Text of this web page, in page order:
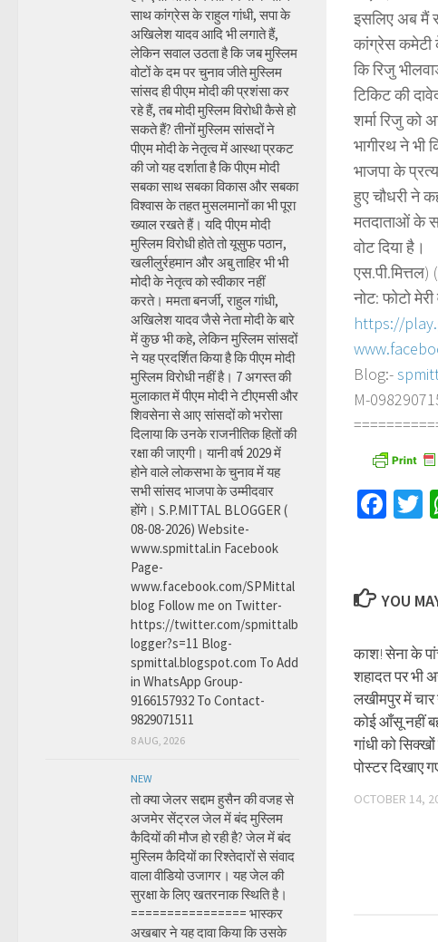
इसलिए अब मैं
कांग्रेस कमेटी
कि रिजु
टिकिट की
शर्मा रिजु
भागीरथ ने भी
भाजपा के
हुए चौधरी ने
मतदाताओं के
वोट दिया है।
एस.पी.मित्तल)
नोट: फोटो
https://
Blog:-
M-
YOU
काश! सेना के
शहादत पर भी
लखीमपुर में
कोई आँसू नहीं
गांधी को
पोस्टर दिखाए
OCTOBER 14,
साथ कांग्रेस के राहुल गांधी, सपा के
अखिलेश यादव आदि भी लगाते हैं,
लेकिन सवाल उठता है कि जब मुस्लिम
वोटों के दम पर चुनाव जीते मुस्लिम
सांसद ही पीएम मोदी की प्रशंसा कर
रहे हैं, तब मोदी मुस्लिम विरोधी कैसे हो
सकते हैं? तीनों मुस्लिम सांसदों ने
पीएम मोदी के नेतृत्व में आस्था प्रकट
की जो यह दर्शाता है कि पीएम मोदी
सबका साथ सबका विकास और सबका
विश्वास के तहत मुसलमानों का भी पूरा
ख्याल रखते हैं। यदि पीएम मोदी
मुस्लिम विरोधी होते तो यूसुफ पठान,
खलीलुर्रहमान और अबु ताहिर भी भी
मोदी के नेतृत्व को स्वीकार नहीं
करते। ममता बनर्जी, राहुल गांधी,
अखिलेश यादव जैसे नेता मोदी के बारे
में कुछ भी कहे, लेकिन मुस्लिम सांसदों
ने यह प्रदर्शित किया है कि पीएम मोदी
मुस्लिम विरोधी नहीं है। 7 अगस्त की
मुलाकात में पीएम मोदी ने टीएमसी और
शिवसेना से आए सांसदों को भरोसा
दिलाया कि उनके राजनीतिक हितों की
रक्षा की जाएगी। यानी वर्ष 2029 में
होने वाले लोकसभा के चुनाव में यह
सभी सांसद भाजपा के उम्मीदवार
होंगे। S.P.MITTAL BLOGGER (
08-08-2026) Website-
www.spmittal.in Facebook
Page-
www.facebook.com/SPMittal
blog Follow me on Twitter-
https://twitter.com/spmittalb
logger?s=11 Blog-
spmittal.blogspot.com To Add
in WhatsApp Group-
9166157932 To Contact-
9829071511
8 AUG, 2026
NEW
तो क्या जेलर सद्दाम हुसैन की वजह से
अजमेर सेंट्रल जेल में बंद मुस्लिम
कैदियों की मौज हो रही है? जेल में बंद
मुस्लिम कैदियों का रिश्तेदारों से संवाद
वाला वीडियो उजागर। यह जेल की
सुरक्षा के लिए खतरनाक स्थिति है।
================ भास्कर
अखबार ने यह दावा किया कि उसके